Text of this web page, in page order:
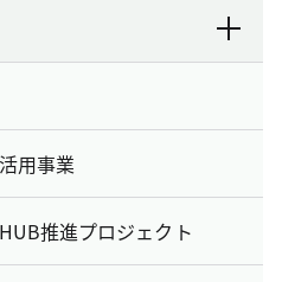
用事業
推進プロジェクト